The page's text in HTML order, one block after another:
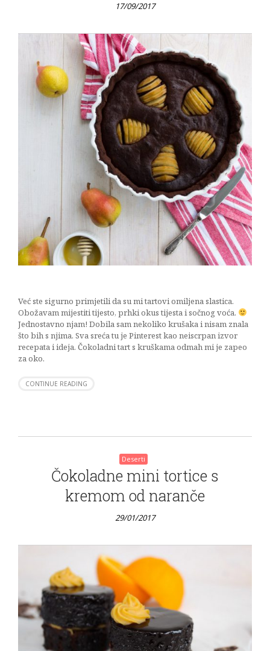
17/09/2017
Već ste sigurno primjetili da su mi tartovi omiljena slastica.
Obožavam mijestiti tijesto, prhki okus tijesta i sočnog voća.
Jednostavno njam! Dobila sam nekoliko krušaka i nisam znala
što bih s njima. Sva sreća tu je Pinterest kao neiscrpan izvor
recepata i ideja. Čokoladni tart s kruškama odmah mi je zapeo
za oko.
CONTINUE READING
Deserti
Čokoladne mini tortice s
kremom od naranče
29/01/2017